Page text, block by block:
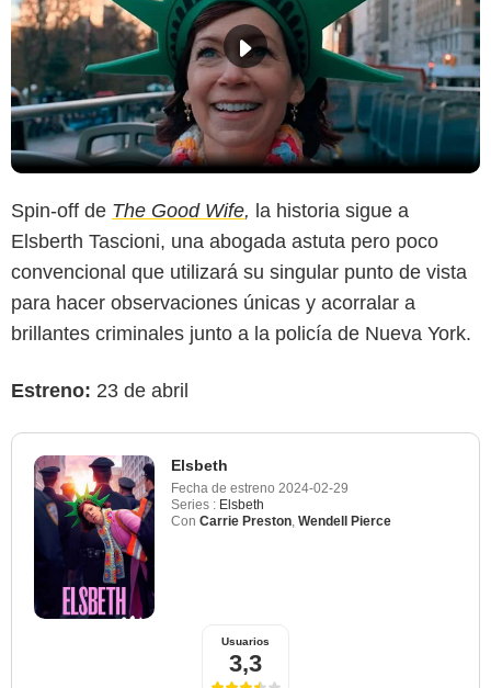
Spin-off de The Good Wife, la historia sigue a
Elsberth Tascioni, una abogada astuta pero poco
convencional que utilizará su singular punto de vista
para hacer observaciones únicas y acorralar a
brillantes criminales junto a la policía de Nueva York.
Estreno: 23 de abril
Elsbeth
Fecha de estreno 2024-02-29
Series : Elsbeth
Con Carrie Preston, Wendell Pierce
Usuarios
3,3